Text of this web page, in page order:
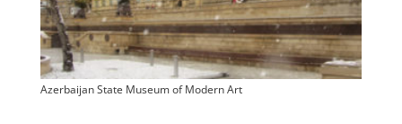
Azerbaijan State Museum of Modern Art